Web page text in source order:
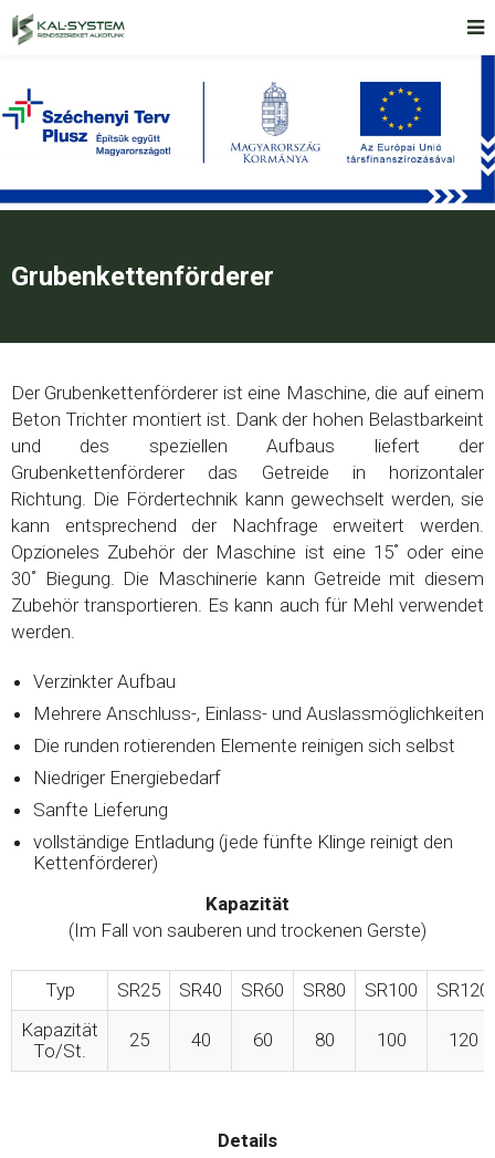
Grubenkettenförderer
Der Grubenkettenförderer ist eine Maschine, die auf einem
Beton Trichter montiert ist. Dank der hohen Belastbarkeint
und des speziellen Aufbaus liefert der
Grubenkettenförderer das Getreide in horizontaler
Richtung. Die Fördertechnik kann gewechselt werden, sie
kann entsprechend der Nachfrage erweitert werden.
Opzioneles Zubehör der Maschine ist eine 15˚ oder eine
30˚ Biegung. Die Maschinerie kann Getreide mit diesem
Zubehör transportieren. Es kann auch für Mehl verwendet
werden.
Verzinkter Aufbau
Mehrere Anschluss-, Einlass- und Auslassmöglichkeiten
Die runden rotierenden Elemente reinigen sich selbst
Niedriger Energiebedarf
Sanfte Lieferung
vollständige Entladung (jede fünfte Klinge reinigt den
Kettenförderer)
Kapazität
(Im Fall von sauberen und trockenen Gerste)
Typ SR25 SR40 SR60 SR80 SR100
SR120
Kapazität
To/St.
25 40 60 80 100 120
Details